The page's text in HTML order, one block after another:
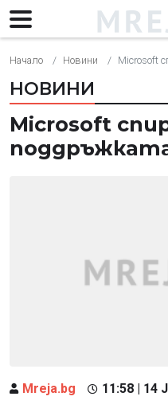
Начало Новини Microsoft
НОВИНИ
Microsoft
Mreja.bg 11:58 | 14